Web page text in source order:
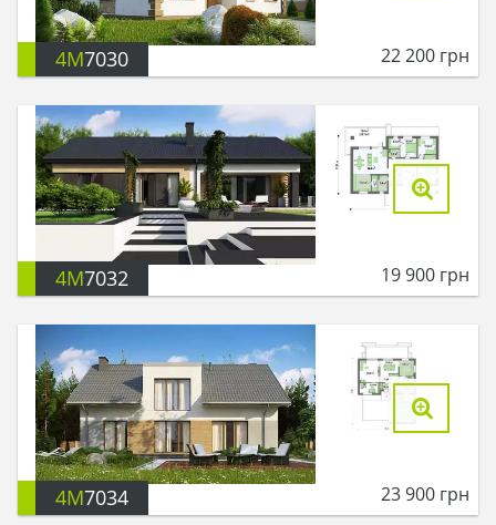
4M7030 22 200 грн
4M7032 19 900 грн
4M7034 23 900 грн